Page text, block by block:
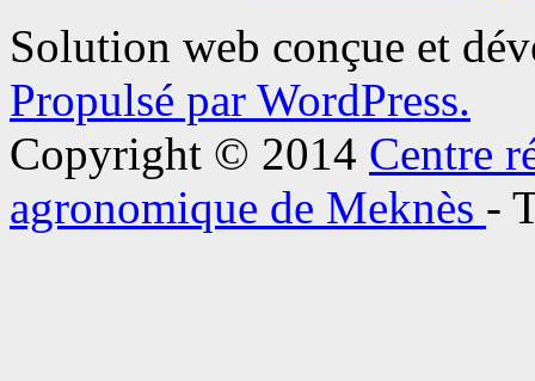
Solution web conçue et
Propulsé par WordPress.
Copyright © 2014 Centre
agronomique de Meknès -